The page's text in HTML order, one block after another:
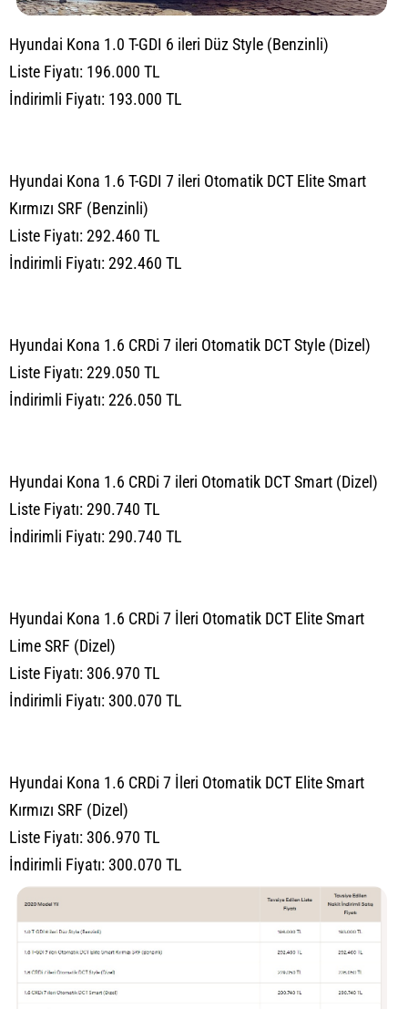
Hyundai Kona 1.0 T-GDI 6 ileri Düz Style (Benzinli)
Liste Fiyatı: 196.000 TL
İndirimli Fiyatı: 193.000 TL
Hyundai Kona 1.6 T-GDI 7 ileri Otomatik DCT Elite Smart
Kırmızı SRF (Benzinli)
Liste Fiyatı: 292.460 TL
İndirimli Fiyatı: 292.460 TL
Hyundai Kona 1.6 CRDi 7 ileri Otomatik DCT Style (Dizel)
Liste Fiyatı: 229.050 TL
İndirimli Fiyatı: 226.050 TL
Hyundai Kona 1.6 CRDi 7 ileri Otomatik DCT Smart (Dizel)
Liste Fiyatı: 290.740 TL
İndirimli Fiyatı: 290.740 TL
Hyundai Kona 1.6 CRDi 7 İleri Otomatik DCT Elite Smart
Lime SRF (Dizel)
Liste Fiyatı: 306.970 TL
İndirimli Fiyatı: 300.070 TL
Hyundai Kona 1.6 CRDi 7 İleri Otomatik DCT Elite Smart
Kırmızı SRF (Dizel)
Liste Fiyatı: 306.970 TL
İndirimli Fiyatı: 300.070 TL